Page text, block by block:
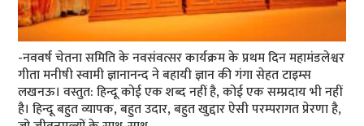
-नववर्ष चेतना समिति के नवसंवत्सर कार्यक्रम के प्रथम दिन महामंडलेश्वर
गीता मनीषी स्वामी ज्ञानानन्द ने बहायी ज्ञान की गंगा सेहत टाइम्स
लखनऊ। वस्तुत: हिन्दू कोई एक शब्द नहीं है, कोई एक सम्प्रदाय भी नहीं
है। हिन्दू बहुत व्यापक, बहुत उदार, बहुत खुद्दार ऐसी परम्परागत प्रेरणा है,